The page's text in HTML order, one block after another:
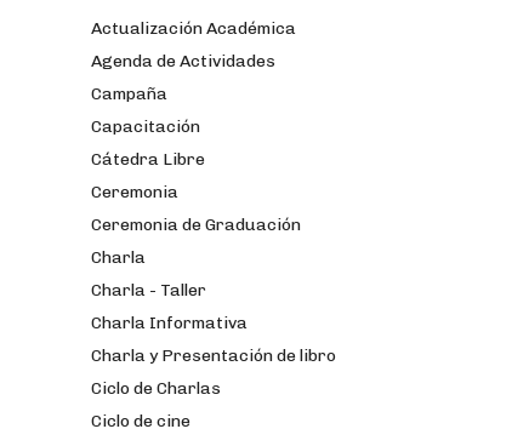
Actualización Académica
Agenda de Actividades
Campaña
Capacitación
Cátedra Libre
Ceremonia
Ceremonia de Graduación
Charla
Charla - Taller
Charla Informativa
Charla y Presentación de libro
Ciclo de Charlas
Ciclo de cine